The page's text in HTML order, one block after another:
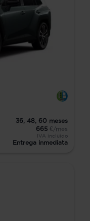
36, 48, 60 meses
665 €/mes
IVA incluido
Entrega inmediata